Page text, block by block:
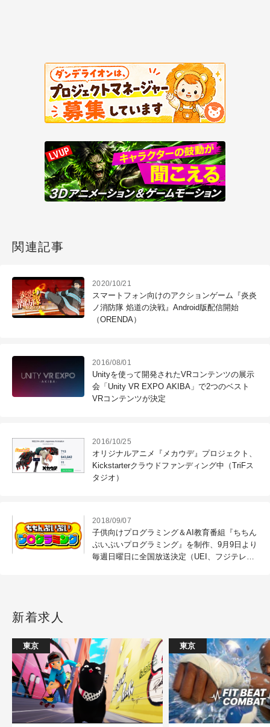
関連記事
2020/10/21
スマートフォン向けのアクションゲーム『炎炎
ノ消防隊 焰道の決戦』Android版配信開始
（ORENDA）
2016/08/01
Unityを使って開発されたVRコンテンツの展示
会「Unity VR EXPO AKIBA」で2つのベスト
VRコンテンツが決定
2016/10/25
オリジナルアニメ『メカウデ』プロジェクト、
Kickstarterクラウドファンディング中（TriFス
タジオ）
2018/09/07
子供向けプログラミング＆AI教育番組『ちちん
ぷいぷいプログラミング』を制作、9月9日より
毎週日曜日に全国放送決定（UEI、フジテレ
新着求人
東京 東京